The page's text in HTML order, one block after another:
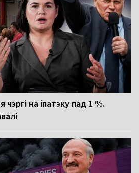
чэргі на іпатэку пад 1 %.